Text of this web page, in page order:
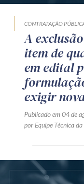
CONTRATAÇÃO
A
item de
em edital
exigir
Publicado em 04 de
por Equipe Técnica